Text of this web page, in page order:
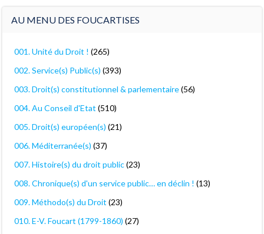
AU MENU DES FOUCARTISES
001. Unité du Droit ! (265)
002. Service(s) Public(s) (393)
003. Droit(s) constitutionnel & parlementaire(56)
004. Au Conseil d'Etat (510)
005. Droit(s) européen(s) (21)
006. Méditerranée(s) (37)
007. Histoire(s) du droit public(23)
008. Chronique(s) d'un service public… en déclin ! (13)
009. Méthodo(s) du Droit (23)
010. E-V. Foucart (1799-1860) (27)